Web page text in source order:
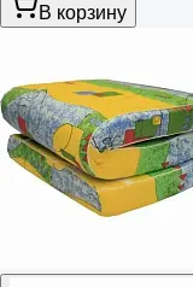
В корзину